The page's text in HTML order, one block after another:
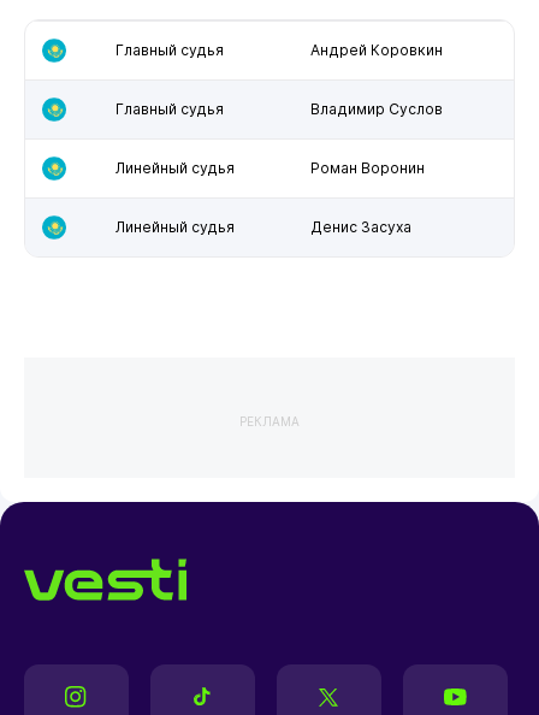
Главный судья Андрей Коровкин
Главный судья Владимир Суслов
Линейный судья Роман Воронин
Линейный судья Денис Засуха
РЕКЛАМА